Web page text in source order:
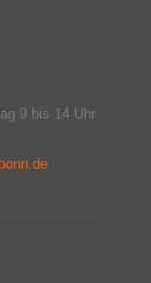
9 bis 14 Uhr